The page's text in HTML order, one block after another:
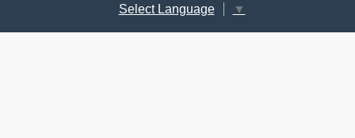
Select Language
▼